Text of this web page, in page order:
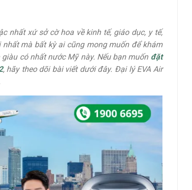
nhất xứ sở cờ hoa về kinh tế, giáo dục, y tế,
mà bất kỳ ai cũng mong muốn để khám
có nhất nước Mỹ này. Nếu bạn muốn đặt
, hãy theo dõi bài viết dưới đây. Đại lý EVA Air